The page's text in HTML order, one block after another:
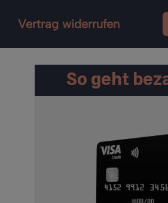
Vertrag widerrufen
So geht